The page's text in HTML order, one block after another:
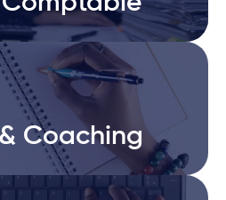
Coaching
Coaching